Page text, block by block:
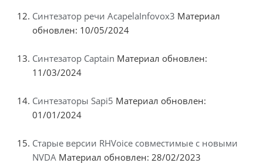
Синтезатор речи AcapelaInfovox3 Материал
обновлен: 10/05/2024
Синтезатор Captain Материал обновлен:
11/03/2024
Синтезаторы Sapi5 Материал обновлен:
01/01/2024
Старые версии RHVoice совместимые с новыми
NVDA Материал обновлен: 28/02/2023